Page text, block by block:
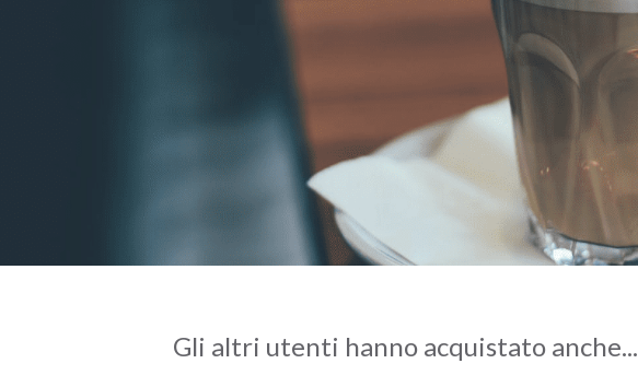
Gli altri utenti hanno acquistato anche...